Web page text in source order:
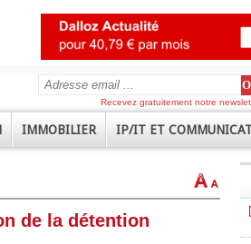
Recevez gratuitement notre
IMMOBILIER IP/IT ET
de la détention